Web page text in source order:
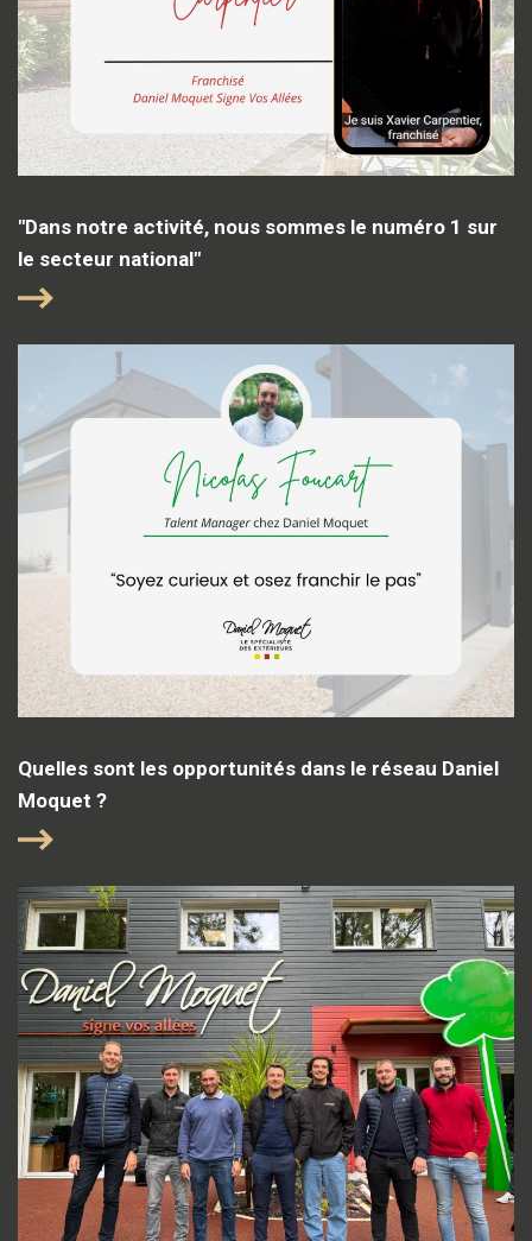
"Dans notre activité, nous sommes le numéro 1 sur
le secteur national"
Quelles sont les opportunités dans le réseau Daniel
Moquet ?